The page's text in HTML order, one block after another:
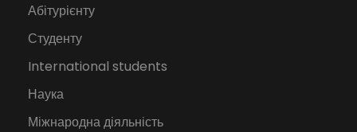
Абітурієнту
Студенту
International students
Наука
Міжнародна діяльність